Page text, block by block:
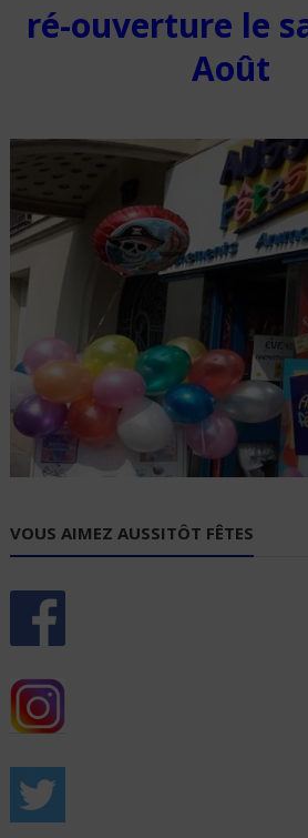
ré-ouverture le
Août
VOUS AIMEZ AUSSITÔT FÊTES